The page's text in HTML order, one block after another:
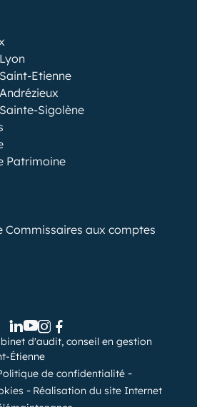
Etienne
Sigolène
Patrimoine
Commissaires aux comptes
d'audit, conseil en gestion
Étienne
de confidentialité
Réalisation du site Internet